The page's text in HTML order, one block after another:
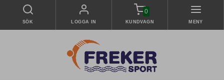
SÖK LOGGA IN
0
KUNDVAGN MENY